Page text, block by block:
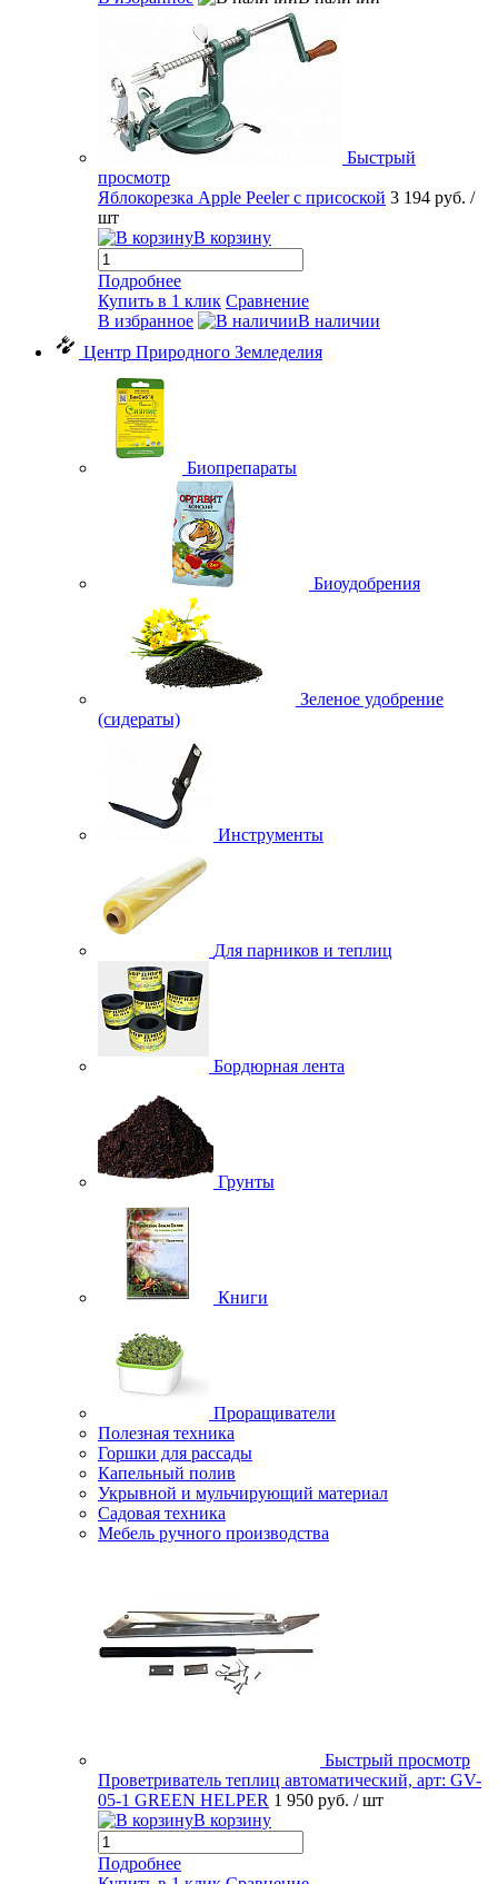
Быстрый
просмотр
Яблокорезка Apple Peeler с присоской 3 194 руб. /
шт
В корзину
Подробнее
Купить в 1 клик Сравнение
В избранное
В наличии
Центр Природного Земледелия
Биопрепараты
Биоудобрения
Зеленое удобрение
(сидераты)
Инструменты
Для парников и теплиц
Бордюрная лента
Грунты
Книги
Проращиватели
Полезная техника
Горшки для рассады
Капельный полив
Укрывной и мульчирующий материал
Садовая техника
Мебель ручного производства
Быстрый просмотр
Проветриватель теплиц автоматический, арт: GV-
05-1 GREEN HELPER 1 950 руб. / шт
В корзину
Подробнее